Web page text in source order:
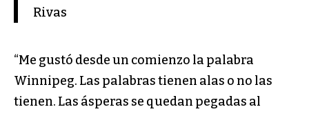
Rivas
“Me gustó desde un comienzo la palabra
Winnipeg. Las palabras tienen alas o no las
tienen. Las ásperas se quedan pegadas al